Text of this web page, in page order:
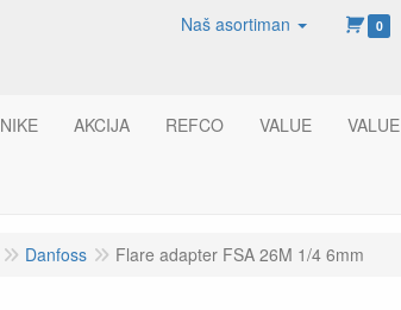
Naš asortiman 0
AKCIJA REFCO VALUE VALUE
Danfoss Flare adapter FSA 26M 1/4 6mm